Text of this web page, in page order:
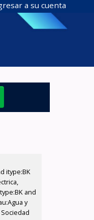
a su cuenta
itype:BK
and
y